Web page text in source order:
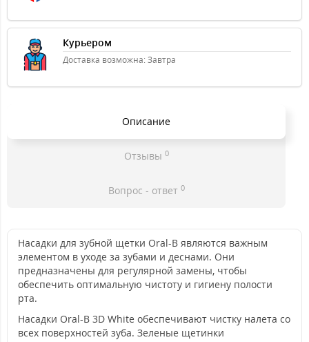
Курьером
Доставка возможна: Завтра
Описание
Отзывы 0
Вопрос - ответ 0
Насадки для зубной щетки Oral-B являются важным
элементом в уходе за зубами и деснами. Они
предназначены для регулярной замены, чтобы
обеспечить оптимальную чистоту и гигиену полости
рта.
Насадки Oral-B 3D White обеспечивают чистку налета со
всех поверхностей зуба. Зеленые щетинки